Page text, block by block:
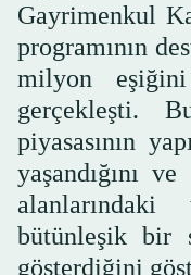
Gayrimenkul
programının
milyon eşiğini
gerçekleşti.
piyasasının
yaşandığını
bütünleşik bir
gösterdiğini